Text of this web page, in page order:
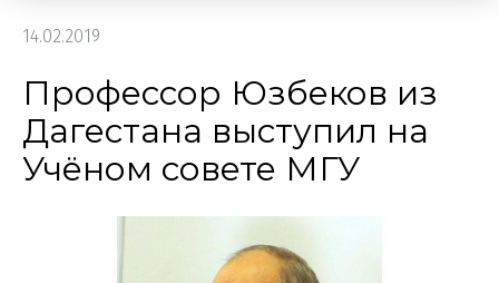
14.02.2019
Профессор Юзбеков из
Дагестана выступил на
Учёном совете МГУ